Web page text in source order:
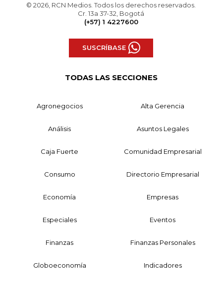
© 2026, RCN Medios. Todos los derechos reservados.
Cr. 13a 37-32, Bogotá
(+57) 1 4227600
SUSCRÍBASE
TODAS LAS SECCIONES
Agronegocios Alta Gerencia
Análisis Asuntos Legales
Caja Fuerte Comunidad Empresarial
Consumo Directorio Empresarial
Economía Empresas
Especiales Eventos
Finanzas Finanzas Personales
Globoeconomía Indicadores